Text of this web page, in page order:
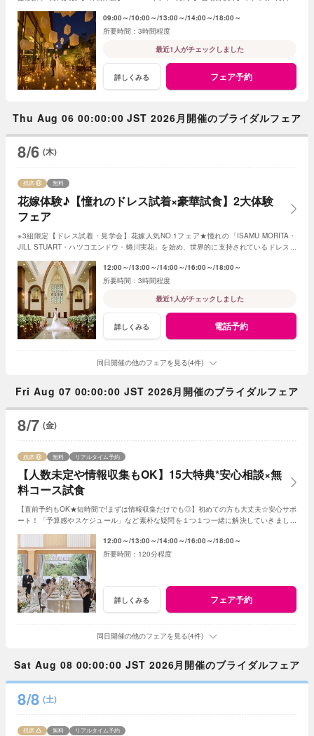
09:00～ 10:00～ 13:00～ 14:00～ 18:00～
3時間程度
最近1人がチェックしました
詳しくみる フェア予約
Thu Aug 06 00:00:00 JST 2026月開催のブライダルフェア
8/6 (木)
花嫁体験♪【憧れのドレス試着×豪華試食】2大体験
フェア
残席 無料
※3組限定【ドレス試着・見学会】花嫁人気NO.1フェア★憧れの「ISAMU MORITA・
JILL STUART・ハツコエンドウ・蜷川実花」を始め、世界的に支持されているドレスと
12:00～ 13:00～ 14:00～ 16:00～ 18:00～
3時間程度
最近1人がチェックしました
詳しくみる 電話予約
同日開催の他のフェアを見る(4件)
Fri Aug 07 00:00:00 JST 2026月開催のブライダルフェア
8/7 (金)
【人数未定や情報収集もOK】15大特典*安心相談×無
料コース試食
残席 無料 リアルタイム予約
【直前予約もOK★短時間で!まずは情報収集だけでも◎】初めての方も大丈夫☆安心サポ
ート！「予算感やスケジュール」など素朴な疑問を１つ１つ一緒に解決していきましょ
12:00～ 13:00～ 14:00～ 16:00～ 18:00～
120分程度
詳しくみる フェア予約
同日開催の他のフェアを見る(4件)
Sat Aug 08 00:00:00 JST 2026月開催のブライダルフェア
8/8 (土)
残席 無料 リアルタイム予約